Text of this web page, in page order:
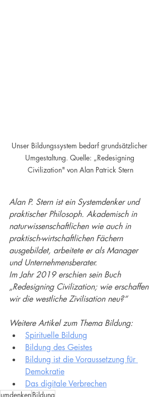
Unser Bildungssystem bedarf grundsätzlicher
Umgestaltung. Quelle: „Redesigning
Civilization" von Alan Patrick Stern
Alan P. Stern ist ein Systemdenker und
praktischer Philosoph. Akademisch in
naturwissenschaftlichen wie auch in
praktisch-wirtschaftlichen Fächern
ausgebildet, arbeitete er als Manager
und Unternehmensberater.
Im Jahr 2019 erschien sein Buch
„Redesigning Civilization; wie erschaffen
wir die westliche Zivilisation neu?“
Weitere Artikel zum Thema Bildung:
Spirituelle Bildung
Bildung des Geistes
Bildung ist die Voraussetzung für
Demokratie
Das digitale Verbrechen
umdenkenBildung